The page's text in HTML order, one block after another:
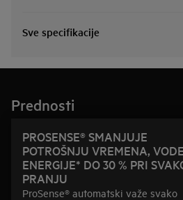
Sve specifikacije
Prednosti
PROSENSE® SMANJUJE
POTROŠNJU VREMENA,
ENERGIJE* DO 30 % PRI
PRANJU
ProSense® automatski važe svako